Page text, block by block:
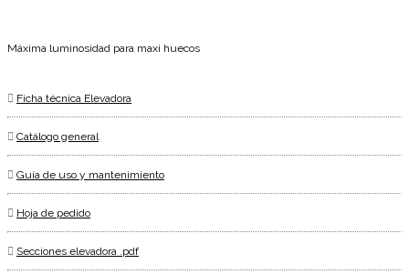
Máxima luminosidad para maxi huecos
Ficha técnica Elevadora
Catálogo general
Guía de uso y mantenimiento
Hoja de pedido
Secciones elevadora .pdf